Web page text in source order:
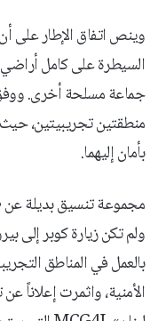
وينص اتفاق الإطار على
السيطرة ‌على كامل
جماعة ​مسلحة ‌أخرى. ووفق
⁠منطقتين تجريبيتين، حيث
بأمان إليهما.
مجموعة تنسيق بديلة عن
ولم تكن زيارة كوبر إلى
بالعمل في المناطق
الأمنية، واثمرت